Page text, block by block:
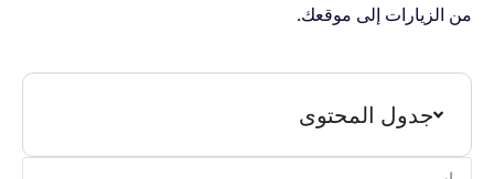
من الزيارات إلى موقعك.
جدول المحتوى